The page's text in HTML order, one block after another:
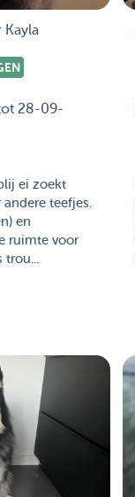
Kayla
28-09-
ei zoekt
teefjes.
en
ruimte voor
trou...